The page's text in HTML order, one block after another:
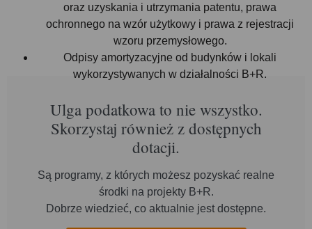
oraz uzyskania i utrzymania patentu, prawa
ochronnego na wzór użytkowy i prawa z rejestracji
wzoru przemysłowego.
Odpisy amortyzacyjne od budynków i lokali
wykorzystywanych w działalności B+R.
Ulga podatkowa to nie wszystko.
Skorzystaj również z dostępnych
dotacji.
Są programy, z których możesz pozyskać realne
środki na projekty B+R.
Dobrze wiedzieć, co aktualnie jest dostępne.